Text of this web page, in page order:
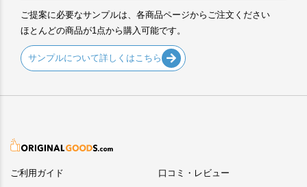
ご提案に必要なサンプルは、各商品ページからご注文ください
ほとんどの商品が1点から購入可能です。
サンプルについて詳しくはこちら
ご利用ガイド
口コミ・レビュー